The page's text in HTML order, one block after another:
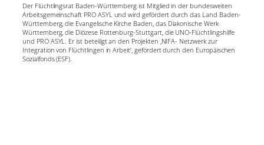
Der Flüchtlingsrat Baden-Württemberg ist Mitglied in der bundesweiten
Arbeitsgemeinschaft PRO ASYL und wird gefördert durch das Land Baden-
Württemberg, die Evangelische Kirche Baden, das Diakonische Werk
Württemberg, die Diözese Rottenburg-Stuttgart, die UNO-Flüchtlingshilfe
und PRO ASYL. Er ist beteiligt an den Projekten ‚NIFA- Netzwerk zur
Integration von Flüchtlingen in Arbeit‘, gefördert durch den Europäischen
Sozialfonds (ESF).